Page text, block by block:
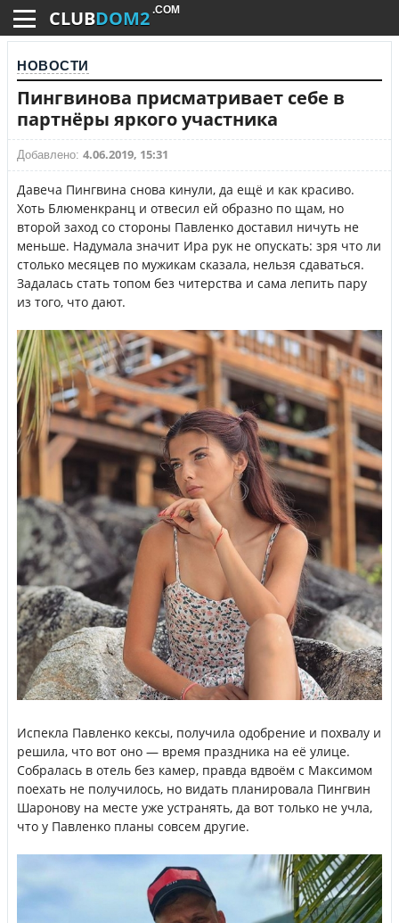
CLUBDOM2 .COM
НОВОСТИ
Пингвинова присматривает себе в
партнёры яркого участника
Добавлено: 4.06.2019, 15:31
Давеча Пингвина снова кинули, да ещё и как красиво.
Хоть Блюменкранц и отвесил ей образно по щам, но
второй заход со стороны Павленко доставил ничуть не
меньше. Надумала значит Ира рук не опускать: зря что ли
столько месяцев по мужикам сказала, нельзя сдаваться.
Задалась стать топом без читерства и сама лепить пару
из того, что дают.
Испекла Павленко кексы, получила одобрение и похвалу и
решила, что вот оно — время праздника на её улице.
Собралась в отель без камер, правда вдвоём с Максимом
поехать не получилось, но видать планировала Пингвин
Шаронову на месте уже устранять, да вот только не учла,
что у Павленко планы совсем другие.